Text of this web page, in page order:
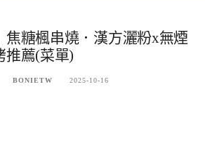
焦糖楓串燒．漢方灑粉x無煙
推薦(菜單)
BONIETW 2025-10-16